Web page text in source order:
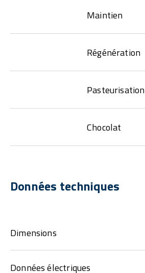
Maintien
Régénération
Pasteurisation
Chocolat
Données techniques
Dimensions
Données électriques